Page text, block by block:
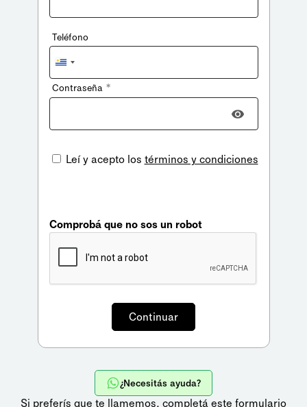
Teléfono
Uruguay
+598
Contraseña *
Leí y acepto los términos y condiciones
Comprobá que no sos un robot
¿Necesitás ayuda?
Si preferís que te llamemos, completá este formulario